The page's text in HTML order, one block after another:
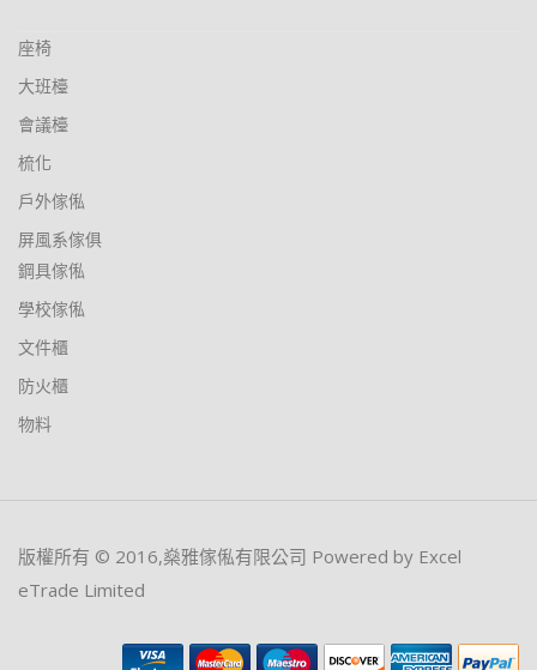
座椅
大班檯
會議檯
梳化
戶外傢俬
屏風系傢俱
鋼具傢俬
學校傢俬
文件櫃
防火櫃
物料
版權所有 © 2016,燊雅傢俬有限公司 Powered by Excel
eTrade Limited